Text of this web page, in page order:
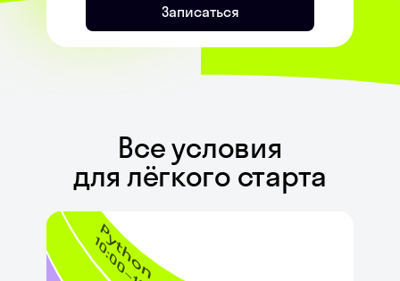
Записаться
Все условия
для лёгкого старта